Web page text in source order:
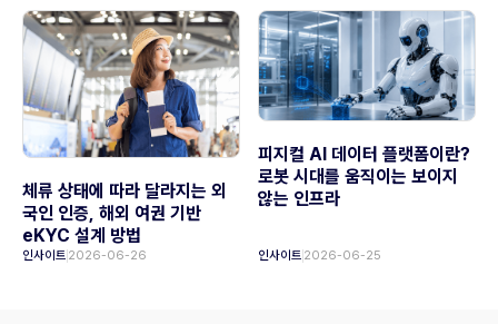
체류 상태에 따라 달라지는 외
국인 인증, 해외 여권 기반
eKYC 설계 방법
인사이트 2026-06-26
피지컬 AI 데이터 플랫폼이란?
로봇 시대를 움직이는 보이지
않는 인프라
인사이트 2026-06-25